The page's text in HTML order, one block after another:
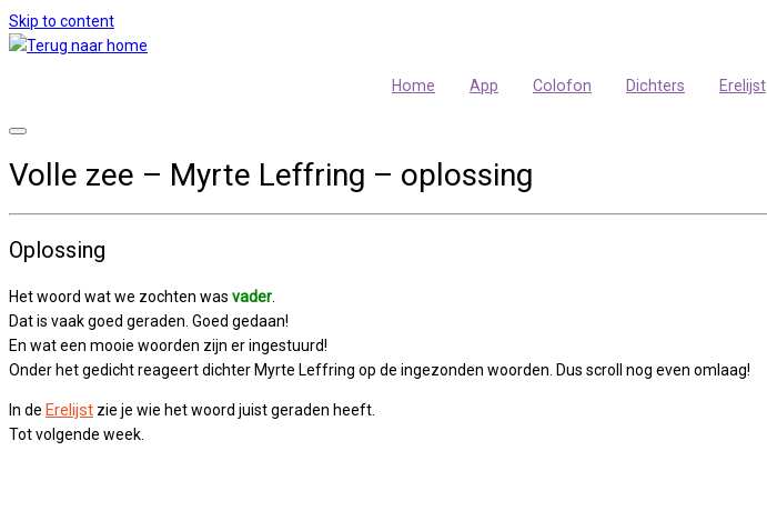
Skip to content
Home App Colofon Dichters Erelijst
Volle zee – Myrte Leffring – oplossing
Oplossing
Het woord wat we zochten was vader.
Dat is vaak goed geraden. Goed gedaan!
En wat een mooie woorden zijn er ingestuurd!
Onder het gedicht reageert dichter Myrte Leffring op de ingezonden woorden. Dus scroll nog even omlaag!
In de Erelijst zie je wie het woord juist geraden heeft.
Tot volgende week.